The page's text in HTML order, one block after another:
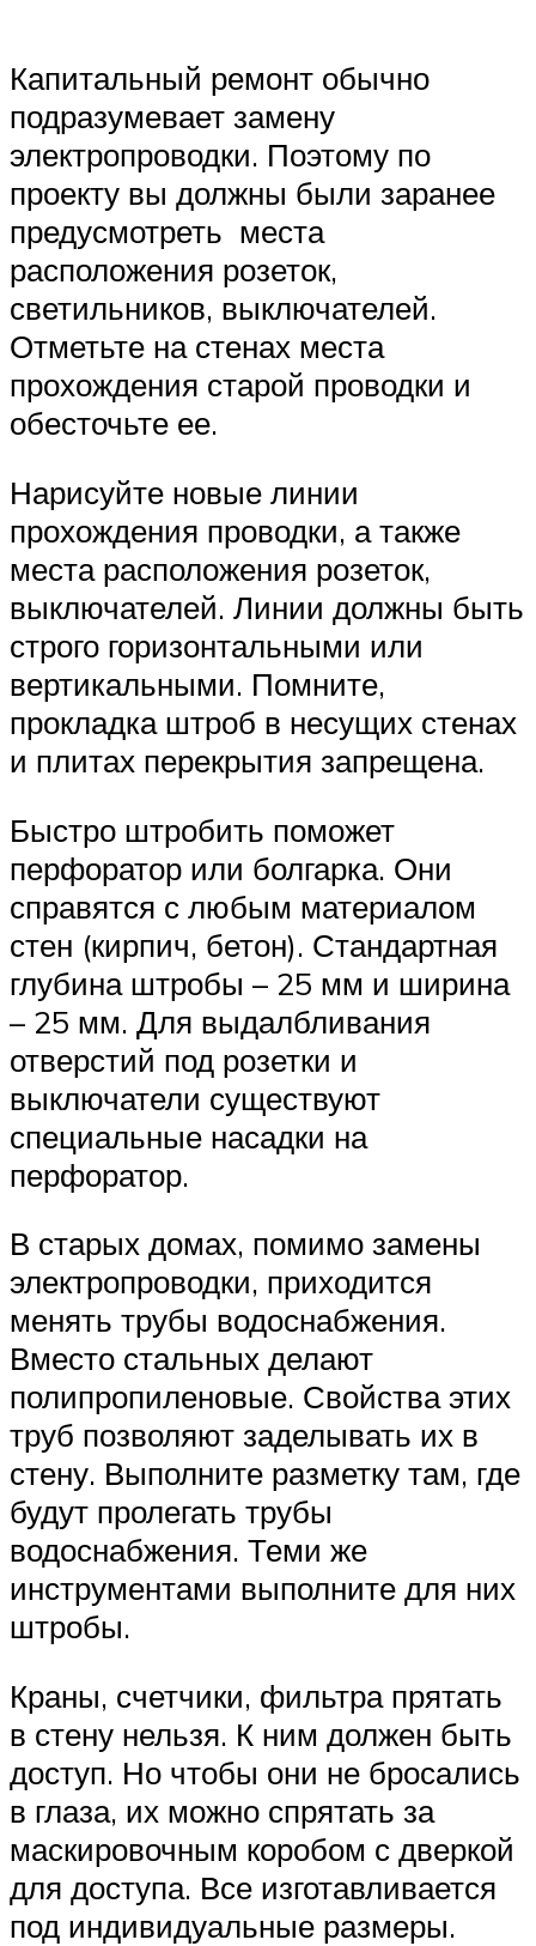
Капитальный ремонт обычно
подразумевает замену
электропроводки. Поэтому по
проекту вы должны были заранее
предусмотреть места
расположения розеток,
светильников, выключателей.
Отметьте на стенах места
прохождения старой проводки и
обесточьте ее.
Нарисуйте новые линии
прохождения проводки, а также
места расположения розеток,
выключателей. Линии должны быть
строго горизонтальными или
вертикальными. Помните,
прокладка штроб в несущих стенах
и плитах перекрытия запрещена.
Быстро штробить поможет
перфоратор или болгарка. Они
справятся с любым материалом
стен (кирпич, бетон). Стандартная
глубина штробы – 25 мм и ширина
– 25 мм. Для выдалбливания
отверстий под розетки и
выключатели существуют
специальные насадки на
перфоратор.
В старых домах, помимо замены
электропроводки, приходится
менять трубы водоснабжения.
Вместо стальных делают
полипропиленовые. Свойства этих
труб позволяют заделывать их в
стену. Выполните разметку там, где
будут пролегать трубы
водоснабжения. Теми же
инструментами выполните для них
штробы.
Краны, счетчики, фильтра прятать
в стену нельзя. К ним должен быть
доступ. Но чтобы они не бросались
в глаза, их можно спрятать за
маскировочным коробом с дверкой
для доступа. Все изготавливается
под индивидуальные размеры.